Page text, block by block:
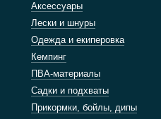
Аксессуары
Лески и шнуры
Одежда и екиперовка
Кемпинг
ПВА-материалы
Садки и подхваты
Прикормки, бойлы, дипы